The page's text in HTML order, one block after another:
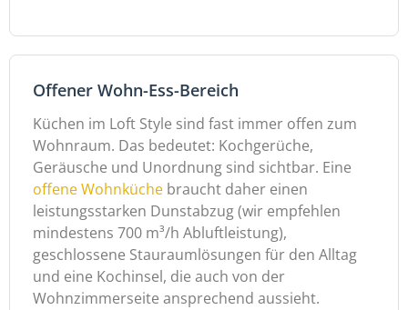
Offener Wohn-Ess-Bereich
Küchen im Loft Style sind fast immer offen zum
Wohnraum. Das bedeutet: Kochgerüche,
Geräusche und Unordnung sind sichtbar. Eine
offene Wohnküche braucht daher einen
leistungsstarken Dunstabzug (wir empfehlen
mindestens 700 m³/h Abluftleistung),
geschlossene Stauraumlösungen für den Alltag
und eine Kochinsel, die auch von der
Wohnzimmerseite ansprechend aussieht.